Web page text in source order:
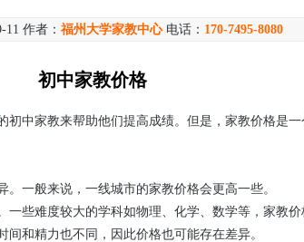
作者： 福州大学家教中心电话： 170-7495-8080
初中家教价格
初中家教来帮助他们提高成绩。但是，家教价格是一
。一般来说，一线城市的家教价格会更高一些。
一些难度较大的学科如物理、化学、数学等，家教价
间和精力也不同，因此价格也可能存在差异。